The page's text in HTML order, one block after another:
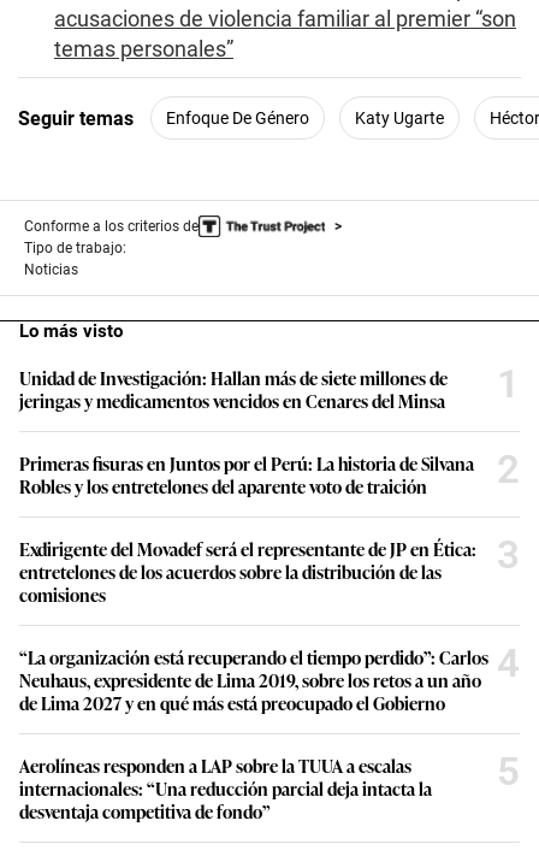
acusaciones de violencia familiar al premier “son
temas personales”
Seguir temas Enfoque De Género Katy Ugarte
Conforme a los criterios de
Tipo de trabajo:
Noticias
Lo más visto
Unidad de Investigación: Hallan más de siete millones de
jeringas y medicamentos vencidos en Cenares del Minsa
1
Primeras fisuras en Juntos por el Perú: La historia de Silvana
Robles y los entretelones del aparente voto de traición
2
Exdirigente del Movadef será el representante de JP en Ética:
entretelones de los acuerdos sobre la distribución de las
comisiones
3
“La organización está recuperando el tiempo perdido”: Carlos
Neuhaus, expresidente de Lima 2019, sobre los retos a un año
de Lima 2027 y en qué más está preocupado el Gobierno
4
Aerolíneas responden a LAP sobre la TUUA a escalas
internacionales: “Una reducción parcial deja intacta la
desventaja competitiva de fondo”
5